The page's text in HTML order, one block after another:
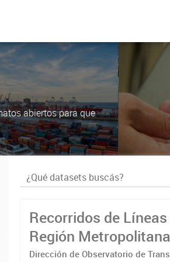
abiertos para que
Recorridos de
Región
(RMBA)
Dirección de Observatorio de